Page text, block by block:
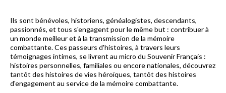
Ils sont bénévoles, historiens, généalogistes, descendants,
passionnés, et tous s'engagent pour le même but : contribuer à
un monde meilleur et à la transmission de la mémoire
combattante. Ces passeurs d'histoires, à travers leurs
témoignages intimes, se livrent au micro du Souvenir Français :
histoires personnelles, familiales ou encore nationales, découvrez
tantôt des histoires de vies héroïques, tantôt des histoires
d'engagement au service de la mémoire combattante.